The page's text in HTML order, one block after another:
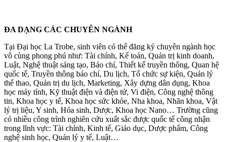
ĐA DẠNG CÁC CHUYÊN NGÀNH
Tại Đại học La Trobe, sinh viên có thể đăng ký chuyên ngành học
vô cùng phong phú như: Tài chính, Kế toán, Quản trị kinh doanh,
Luật, Nghệ thuật sáng tạo, Báo chí, Thiết kế truyền thông, Quan hệ
quốc tế, Truyền thông báo chí, Du lịch, Tổ chức sự kiện, Quản lý
thể thao, Quản trị du lịch, Marketing, Xây dựng dân dụng, Khoa
học máy tính, Kỹ thuật điện và điện tử, Vi điện, Công nghệ thông
tin, Khoa học y tế, Khoa học sức khỏe, Nha khoa, Nhãn khoa, Vật
lý trị liệu, Y sinh, Hóa sinh, Dược, Khoa học Nano… Trường cũng
có nhiều công trình nghiên cứu xuất sắc được quốc tế công nhận
trong lĩnh vực: Tài chính, Kinh tế, Giáo dục, Dược phẩm, Công
nghệ sinh học, Quản lý y tế, Luật…